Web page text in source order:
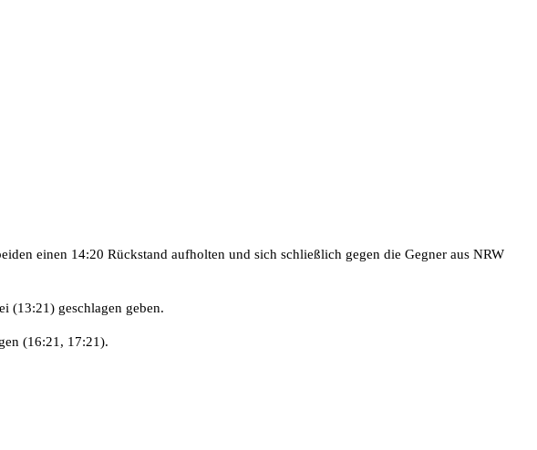
einen 14:20 Rückstand aufholten und sich schließlich gegen die Gegner aus NRW
(13:21) geschlagen geben.
(16:21, 17:21).